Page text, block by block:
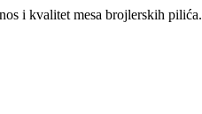
i kvalitet mesa brojlerskih pilića.